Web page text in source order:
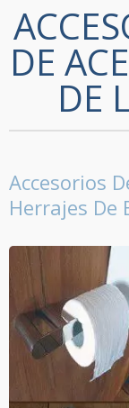
DE
DE
Accesorios
Herrajes De